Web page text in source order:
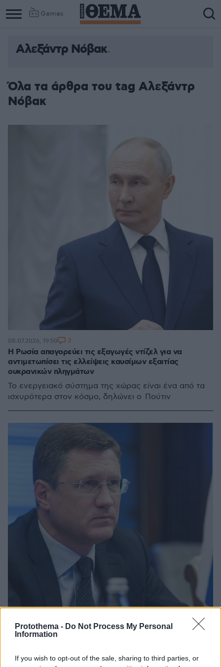
Protothema - Do Not Process My Personal
Information
If you wish to opt-out of the sale, sharing to third parties, or
Games
Αλεξάντρ Νόβακ
Όλα τα άρθρα του tag Αλεξάντρ
Νόβακ
Η Ρωσία απαγορεύει τις εξαγωγές ντίζελ για να
αντιμετωπίσει τις ελλείψεις καυσίμων εξαιτίας
ουκρανικών πληγμάτων
Το ενεργειακό σύστημα της χώρας είναι ένα από τα
ισχυρότερα στον κόσμο, δηλώνει ο Πούτιν
08.07.2026, 19:50 3
πετρελαίου από το Καζακστάν προς την Γερμανία
22.04.2026, 16:57